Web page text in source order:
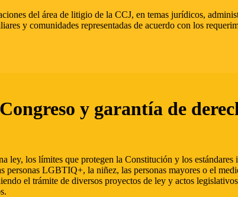
del área de litigio de la CCJ, en temas jurídicos,
y comunidades representadas de acuerdo con los
y garantía de
ley, los límites que protegen la Constitución y los
personas LGBTIQ+, la niñez, las personas mayores o el
el trámite de diversos proyectos de ley y actos